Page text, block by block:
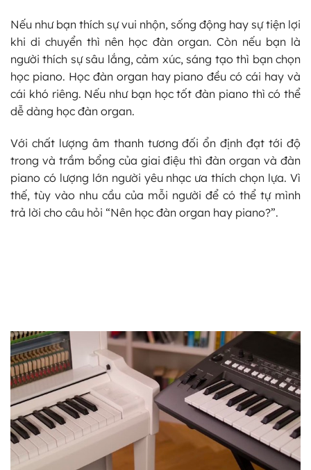
Nếu như bạn thích sự vui nhộn, sống động hay sự tiện lợi
khi di chuyển thì nên học đàn organ. Còn nếu bạn là
người thích sự sâu lắng, cảm xúc, sáng tạo thì bạn chọn
học piano. Học đàn organ hay piano đều có cái hay và
cái khó riêng. Nếu như bạn học tốt đàn piano thì có thể
dễ dàng học đàn organ.
Với chất lượng âm thanh tương đối ổn định đạt tới độ
trong và trầm bổng của giai điệu thì đàn organ và đàn
piano có lượng lớn người yêu nhạc ưa thích chọn lựa. Vì
thế, tùy vào nhu cầu của mỗi người để có thể tự mình
trả lời cho câu hỏi “Nên học đàn organ hay piano?”.